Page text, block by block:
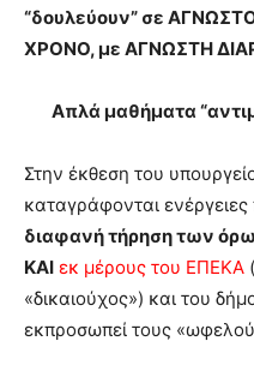
“δουλεύουν” σε
ΧΡΟΝΟ, με ΑΓΝΩΣΤΗ
Απλά μαθήματα
Στην έκθεση του
καταγράφονται
διαφανή τήρηση των
ΚΑΙ εκ μέρους του ΕΠΕΚΑ
«δικαιούχος») και του
εκπροσωπεί τους